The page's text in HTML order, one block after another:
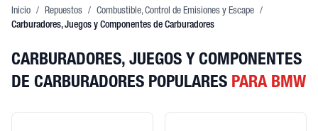
Inicio / Repuestos / Combustible, Control de Emisiones y Escape /
Carburadores, Juegos y Componentes de Carburadores
CARBURADORES, JUEGOS Y COMPONENTES
DE CARBURADORES POPULARES PARA BMW